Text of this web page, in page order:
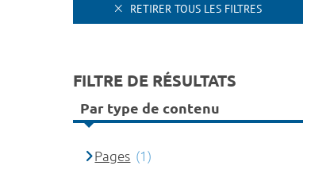
RETIRER TOUS LES FILTRES
FILTRE DE RÉSULTATS
Par type de contenu
Pages (1)